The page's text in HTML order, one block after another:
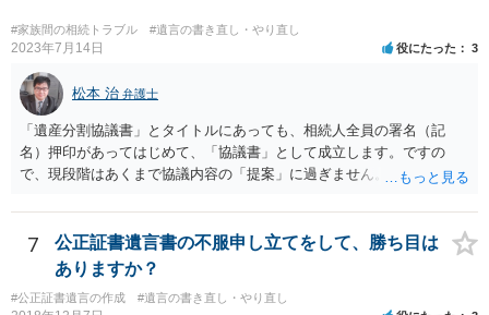
#家族間の相続トラブル #遺言の書き直し・やり直し
2023年7月14日 役にたった 3
松本 治 弁護士
「遺産分割協議書」とタイトルにあっても、相続人全員の署名（記
名）押印があってはじめて、「協議書」として成立します。ですの
で、現段階はあくまで協議内容の「提案」に過ぎません。 納得がいか
成立となります。その場合、成立させたい相続人が、家庭裁判所に遺
産分割調停を申し立てなければなりません。 なお、弁護士の送付状
は、通常、相続人全員分の（本件であれば４通の）「遺産分割協議
書」を作成するところ、１通だけの作成にとどめる理由が書かれてい
るものです。
7
公正証書遺言書の不服申し立てをして、勝ち目は
ありますか？
#公正証書遺言の作成 #遺言の書き直し・やり直し